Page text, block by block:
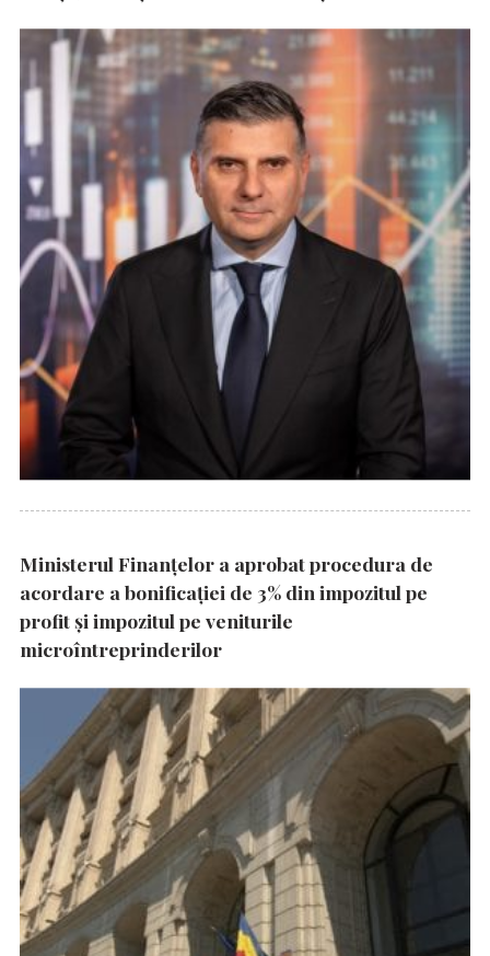
Ministerul Finanțelor a aprobat procedura de
acordare a bonificației de 3% din impozitul pe
profit și impozitul pe veniturile
microîntreprinderilor